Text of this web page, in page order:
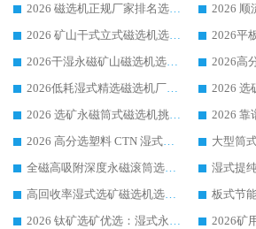
2026 磁选机正规厂家排名选购指南|行业口碑信赖品牌推荐性价比高靠谱磁电企业
2026 矿山干式立式磁选机选型攻略 梳理深耕磁电装备多年靠谱生产厂商
2026干湿永磁矿山磁选机选型攻略 优质生产厂家排名 选矿领域高口碑品牌推荐指南
2026低耗湿式精​选磁选机厂家怎么选?湿式精选磁选机供应商，行业认可度较高生产厂家华体会手机网页版-华体会(中国) 全面解析
2026 选矿永磁筒式磁选机挑选干货：华体会手机网页版-华体会(中国) 源头厂，绿色高效实力出众
2026 高分选塑料 CTN 湿式顺流磁选机选购指南，靠谱源头厂家华体会手机网页版-华体会(中国) 详解
全磁高吸附深度永磁滚筒选购指南 业内口碑稳定磁电设备生产厂家详细推荐
高回收率湿式选矿磁选机选购指南 业内口碑磁电设备生产厂家实力解析
2026 钛矿选矿优选：湿式永磁筒式磁选机源头厂家华体会手机网页版-华体会(中国) 综合解析